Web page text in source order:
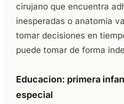
cirujano que encuentra
inesperadas o anatomia
tomar decisiones en
puede tomar de forma
Educacion: primera
especial